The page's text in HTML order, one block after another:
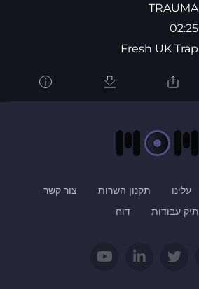
TRAUMA
02:25
Fresh UK Trap
עלינו תקנון השרות
צור קשר
תיק עבודות
דוח